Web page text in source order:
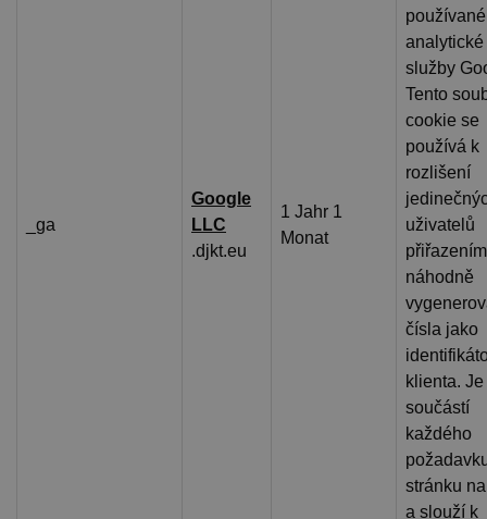
_ga
Google
LLC
.djkt.eu
1 Jahr 1
Monat
používané
analytické
služby
Tento
cookie se
používá k
rozlišení
uživatelů
přiřazením
náhodně
čísla jako
klienta. Je
součástí
každého
stránku
a slouží k